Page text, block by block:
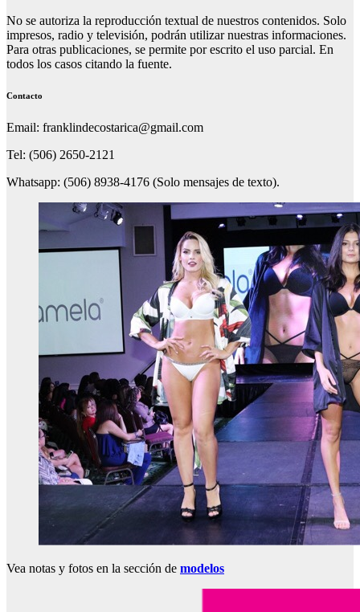
No se autoriza la reproducción textual de nuestros contenidos. Solo
impresos, radio y televisión, podrán utilizar nuestras informaciones.
Para otras publicaciones, se permite por escrito el uso parcial. En
todos los casos citando la fuente.
Contacto
Email: franklindecostarica@gmail.com
Tel: (506) 2650-2121
Whatsapp: (506) 8938-4176 (Solo mensajes de texto).
Vea notas y fotos en la sección de modelos